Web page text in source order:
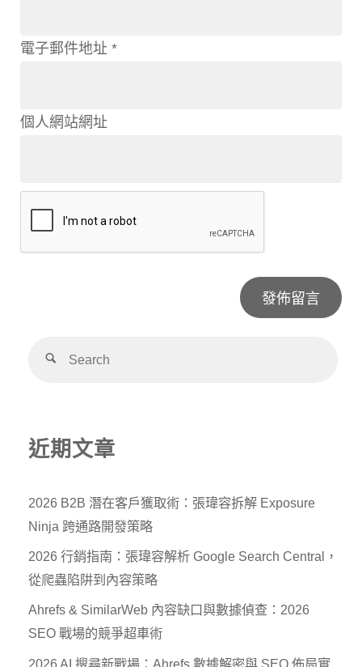
電子郵件地址 *
個人網站網址
近期文章
2026 B2B 潛在客戶獲取術：張瑋容拆解 Exposure
Ninja 跨通路開發策略
2026 行銷指南：張瑋容解析 Google Search Central，
從爬蟲陷阱到內容策略
Ahrefs & SimilarWeb 內容缺口與數據偵查：2026
SEO 戰場的競爭超車術
2026 AI 搜尋新戰場：Ahrefs 數據解密與 SEO 佈局實